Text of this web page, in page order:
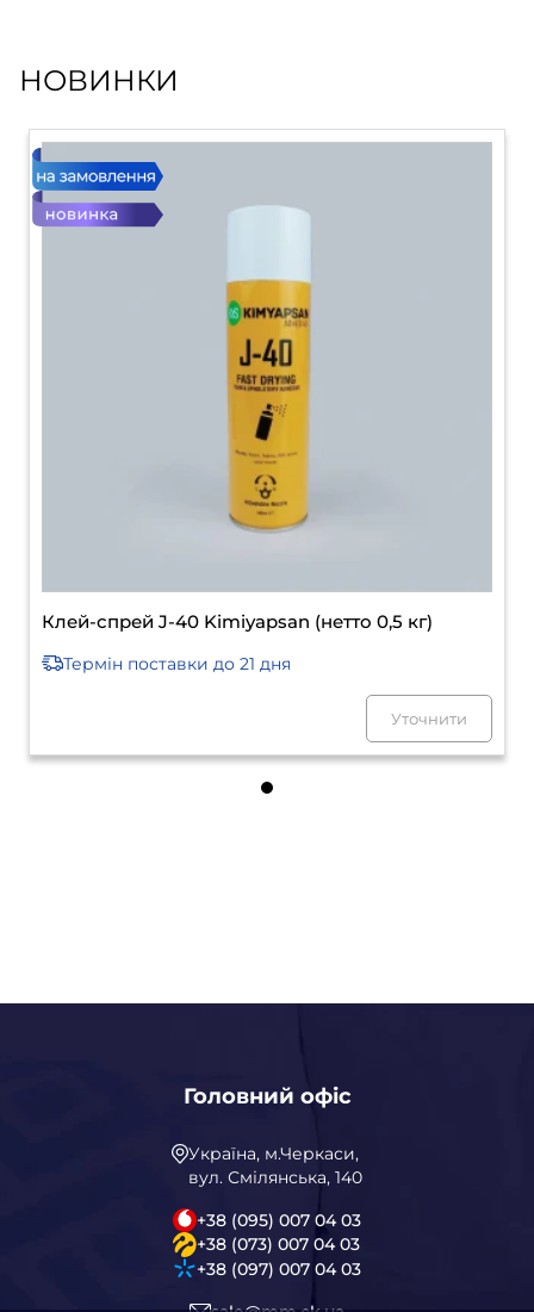
НОВИНКИ
Клей-спрей J-40 Kimiyapsan (нетто 0,5 кг)
Термін поставки до 21 дня
Уточнити
Головний офіс
Україна, м.Черкаси,
вул. Смілянська, 140
+38 (095) 007 04 03
+38 (073) 007 04 03
+38 (097) 007 04 03